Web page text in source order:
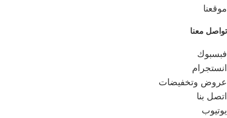
موقعنا
تواصل معنا
فبسبوك
انستجرام
عروض وتخفيضات
اتصل بنا
يوتيوب